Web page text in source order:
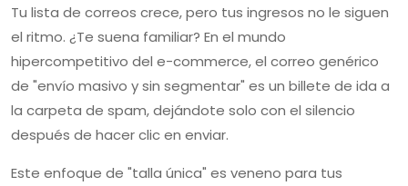
Tu lista de correos crece, pero tus ingresos no le siguen
el ritmo. ¿Te suena familiar? En el mundo
hipercompetitivo del e-commerce, el correo genérico
de "envío masivo y sin segmentar" es un billete de ida a
la carpeta de spam, dejándote solo con el silencio
después de hacer clic en enviar.
Este enfoque de "talla única" es veneno para tus